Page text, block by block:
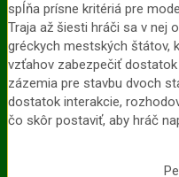
spĺňa prísne kritériá pre
Traja až šiesti hráči sa v nej
gréckych mestských štátov,
vzťahov zabezpečiť
zázemia pre stavbu dvoch
dostatok interakcie,
čo skôr postaviť, aby hráč